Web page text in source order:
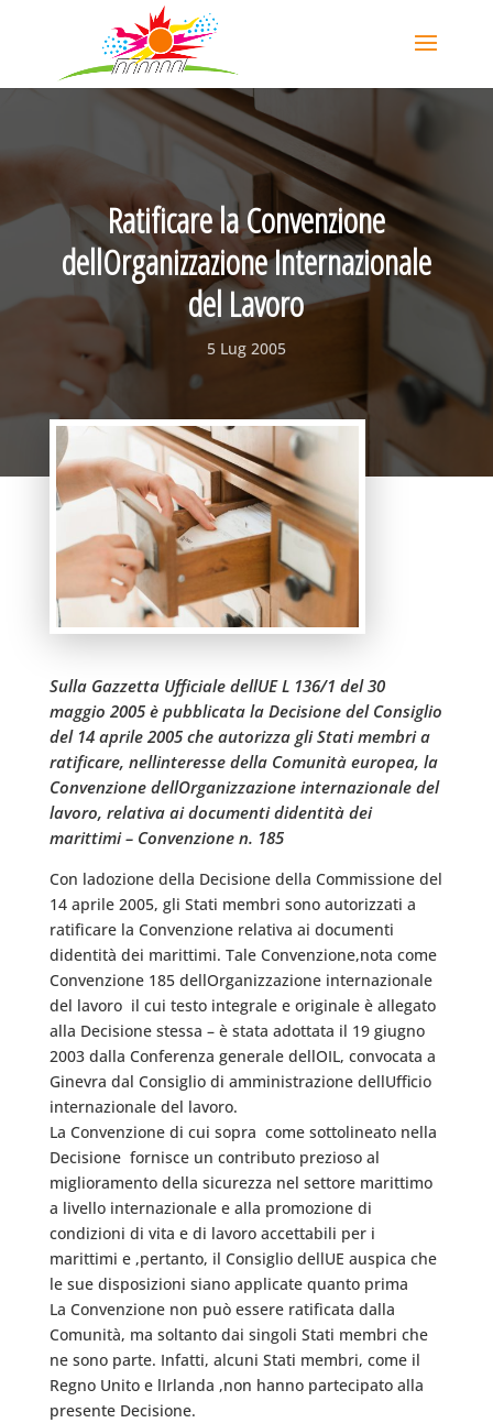
Ratificare la Convenzione
dellOrganizzazione Internazionale
del Lavoro
5 Lug 2005
Sulla Gazzetta Ufficiale dellUE L 136/1 del 30
maggio 2005 è pubblicata la Decisione del Consiglio
del 14 aprile 2005 che autorizza gli Stati membri a
ratificare, nellinteresse della Comunità europea, la
Convenzione dellOrganizzazione internazionale del
lavoro, relativa ai documenti didentità dei
marittimi – Convenzione n. 185
Con ladozione della Decisione della Commissione del
14 aprile 2005, gli Stati membri sono autorizzati a
ratificare la Convenzione relativa ai documenti
didentità dei marittimi. Tale Convenzione,nota come
Convenzione 185 dellOrganizzazione internazionale
del lavoro  il cui testo integrale e originale è allegato
alla Decisione stessa – è stata adottata il 19 giugno
2003 dalla Conferenza generale dellOIL, convocata a
Ginevra dal Consiglio di amministrazione dellUfficio
internazionale del lavoro.
La Convenzione di cui sopra  come sottolineato nella
Decisione  fornisce un contributo prezioso al
miglioramento della sicurezza nel settore marittimo
a livello internazionale e alla promozione di
condizioni di vita e di lavoro accettabili per i
marittimi e ,pertanto, il Consiglio dellUE auspica che
le sue disposizioni siano applicate quanto prima
La Convenzione non può essere ratificata dalla
Comunità, ma soltanto dai singoli Stati membri che
ne sono parte. Infatti, alcuni Stati membri, come il
Regno Unito e lIrlanda ,non hanno partecipato alla
presente Decisione.